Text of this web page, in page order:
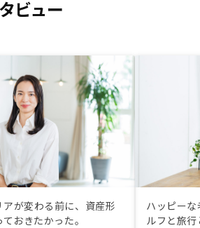
ビュー
が変わる前に、資産形
おきたかった。
ハッピー
ルフと旅